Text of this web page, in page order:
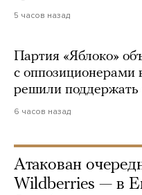
5 часов назад
Партия «Яблоко»
с оппозиционерами
решили поддержать
6 часов назад
Атакован
Wildberries — в